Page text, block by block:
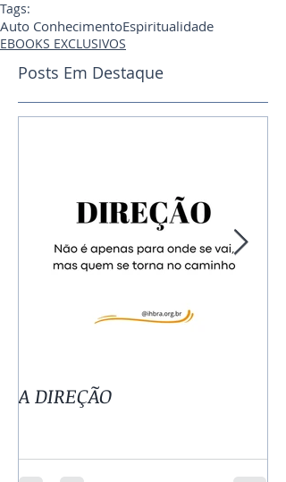
Tags:
Auto ConhecimentoEspiritualidade
EBOOKS EXCLUSIVOS
Posts Em Destaque
A DIREÇÃO